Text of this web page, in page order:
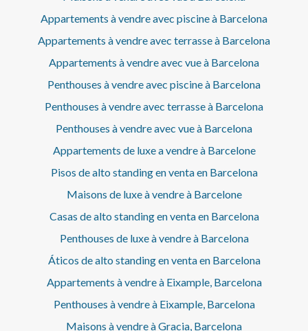
Appartements à vendre avec piscine à Barcelona
Appartements à vendre avec terrasse à Barcelona
Appartements à vendre avec vue à Barcelona
Penthouses à vendre avec piscine à Barcelona
Penthouses à vendre avec terrasse à Barcelona
Penthouses à vendre avec vue à Barcelona
Appartements de luxe a vendre à Barcelone
Pisos de alto standing en venta en Barcelona
Maisons de luxe à vendre à Barcelone
Casas de alto standing en venta en Barcelona
Penthouses de luxe à vendre à Barcelona
Áticos de alto standing en venta en Barcelona
Appartements à vendre à Eixample, Barcelona
Penthouses à vendre à Eixample, Barcelona
Maisons à vendre à Gracia, Barcelona